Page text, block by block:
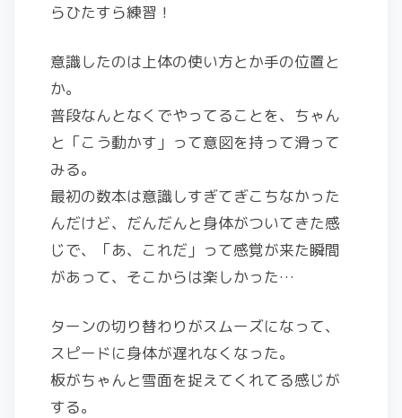
らひたすら練習！
意識したのは上体の使い方とか手の位置と
か。
普段なんとなくでやってることを、ちゃん
と「こう動かす」って意図を持って滑って
みる。
最初の数本は意識しすぎてぎこちなかった
んだけど、だんだんと身体がついてきた感
じで、「あ、これだ」って感覚が来た瞬間
があって、そこからは楽しかった…
ターンの切り替わりがスムーズになって、
スピードに身体が遅れなくなった。
板がちゃんと雪面を捉えてくれてる感じが
する。